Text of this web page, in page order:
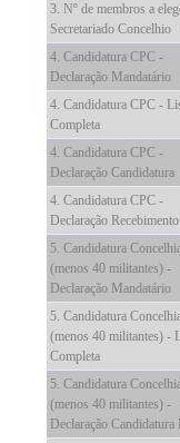
3. Nº de membros a
Secretariado Concelhio
4. Candidatura CPC -
Declaração Mandatário
4. Candidatura CPC -
Completa
4. Candidatura CPC -
Declaração Candidatura
4. Candidatura CPC -
Declaração Recebimento
5. Candidatura
(menos 40 militantes) -
Declaração Mandatário
5. Candidatura
(menos 40 militantes) -
Completa
5. Candidatura
(menos 40 militantes) -
Declaração Candidatura